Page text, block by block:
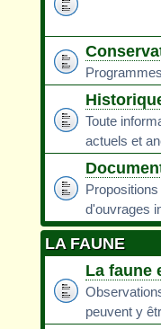
Toute
actuels et
d'ouvrages
LA FAUNE
La faune
peuvent y